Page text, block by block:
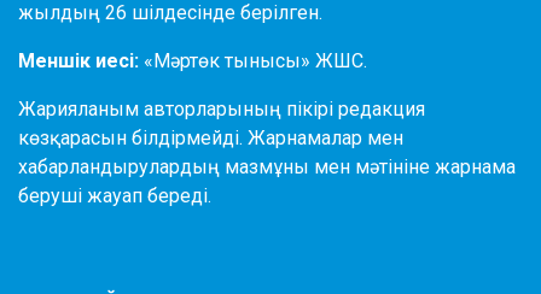
жылдың 26 шілдесінде берілген.
Меншік иесі: «Мәртөк тынысы» ЖШС.
Жарияланым авторларының пікірі редакция
көзқарасын білдірмейді. Жарнамалар мен
хабарландырулардың мазмұны мен мәтініне жарнама
беруші жауап береді.